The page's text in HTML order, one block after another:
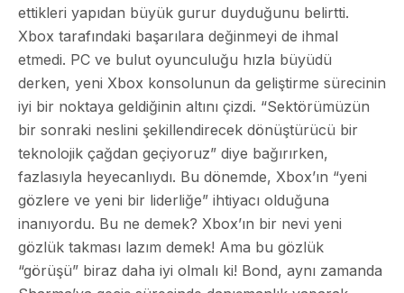
ettikleri yapıdan büyük gurur duyduğunu belirtti.
Xbox tarafındaki başarılara değinmeyi de ihmal
etmedi. PC ve bulut oyunculuğu hızla büyüdü
derken, yeni Xbox konsolunun da geliştirme sürecinin
iyi bir noktaya geldiğinin altını çizdi. “Sektörümüzün
bir sonraki neslini şekillendirecek dönüştürücü bir
teknolojik çağdan geçiyoruz” diye bağırırken,
fazlasıyla heyecanlıydı. Bu dönemde, Xbox’ın “yeni
gözlere ve yeni bir liderliğe” ihtiyacı olduğuna
inanıyordu. Bu ne demek? Xbox’ın bir nevi yeni
gözlük takması lazım demek! Ama bu gözlük
“görüşü” biraz daha iyi olmalı ki! Bond, aynı zamanda